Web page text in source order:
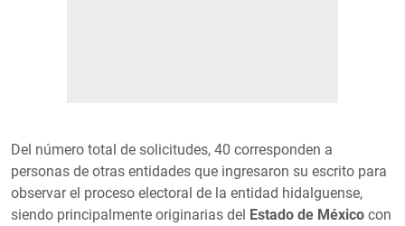
Del número total de solicitudes, 40 corresponden a
personas de otras entidades que ingresaron su escrito para
observar el proceso electoral de la entidad hidalguense,
siendo principalmente originarias del Estado de México con